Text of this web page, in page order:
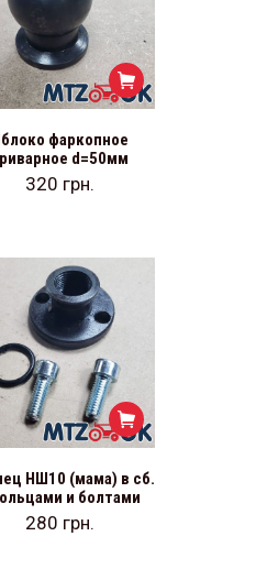
фаркопное
d=50мм
320 грн.
НШ10 (мама) в сб.
и болтами
280 грн.